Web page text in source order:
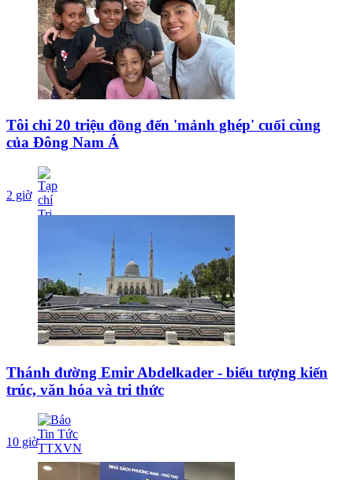
Tôi chi 20 triệu đồng đến 'mảnh ghép' cuối cùng
của Đông Nam Á
2 giờ
Thánh đường Emir Abdelkader - biểu tượng kiến
trúc, văn hóa và tri thức
10 giờ